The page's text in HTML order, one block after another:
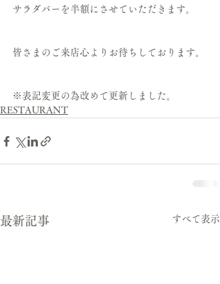
サラダバーを半額にさせていただきます。
皆さまのご来店心よりお待ちしております。
※表記変更の為改めて更新しました。
RESTAURANT
最新記事 すべて表示